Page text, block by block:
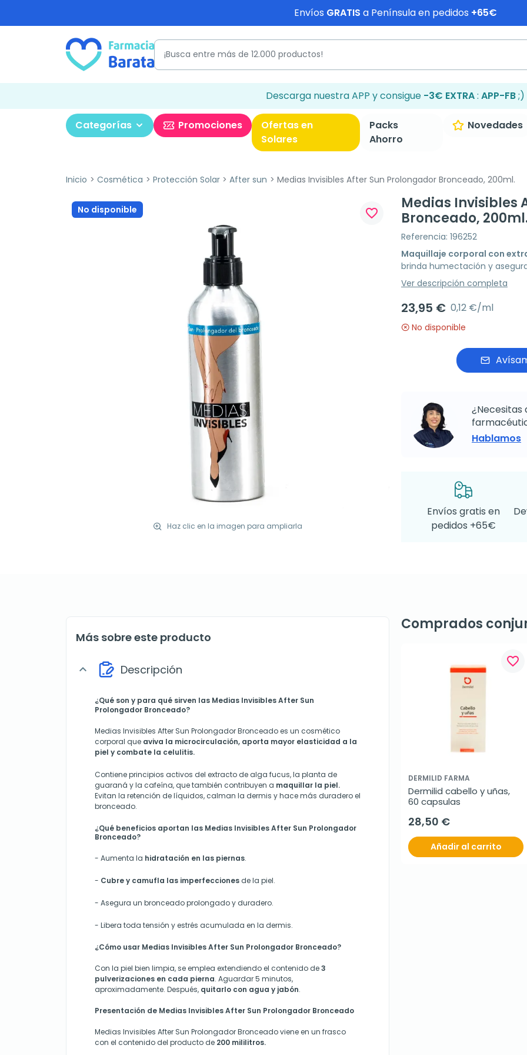
Envíos GRATIS a Península en pedidos +65€
Descarga nuestra APP y consigue -3€ EXTRA: APP-FB;)
Categorías Promociones
Ofertas en
Solares
Packs
Ahorro
Novedades
Inicio Cosmética Protección Solar After sun Medias Invisibles After Sun Prolongador Bronceado, 200ml.
No disponible
Haz clic en la imagen para ampliarla
favorite_border
Medias Invisibles
Bronceado,
Referencia: 196252
Maquillaje corporal con
brinda humectación y
Ver descripción completa
23,95 € 0,12 €/ml
No disponible
¿Necesitas
Hablamos
Envíos gratis en
pedidos +65€
Más sobre este producto
expand_more Descripción
¿Qué son y para qué sirven las Medias Invisibles After Sun
Prolongador Bronceado?
Medias Invisibles After Sun Prolongador Bronceado es un cosmético
corporal que aviva la microcirculación, aporta mayor elasticidad a la
piel y combate la celulitis.
Contiene principios activos del extracto de alga fucus, la planta de
guaraná y la cafeína, que también contribuyen a maquillar la piel.
Evitan la retención de líquidos, calman la dermis y hace más duradero el
bronceado.
¿Qué beneficios aportan las Medias Invisibles After Sun Prolongador
Bronceado?
- Aumenta la hidratación en las piernas.
- Cubre y camufla las imperfecciones de la piel.
- Asegura un bronceado prolongado y duradero.
- Libera toda tensión y estrés acumulada en la dermis.
¿Cómo usar Medias Invisibles After Sun Prolongador Bronceado?
Con la piel bien limpia, se emplea extendiendo el contenido de3
pulverizaciones en cada pierna. Aguardar 5 minutos,
aproximadamente. Después, quitarlo con agua y jabón.
Presentación de Medias Invisibles After Sun Prolongador Bronceado
Medias Invisibles After Sun Prolongador Bronceado viene en un frasco
con el contenido del producto de 200 mililitros.
Comprados
favorite_border
DERMILID FARMA
Dermilid cabello y uñas,
60 capsulas
28,50 €
Añadir al carrito